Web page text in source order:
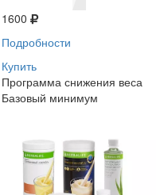
1600
Подробности
Купить
Программа снижения веса
Базовый минимум